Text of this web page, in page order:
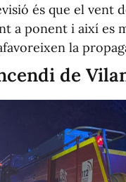
és que el vent
a ponent i així es
la
de